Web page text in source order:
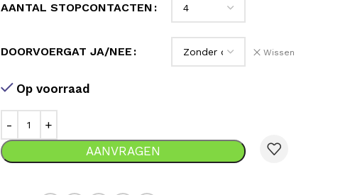
AANTAL STOPCONTACTEN
DOORVOERGAT JA/NEE Wissen
Op voorraad
AANVRAGEN